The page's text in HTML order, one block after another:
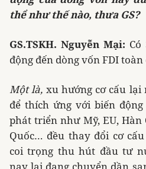
thể như thế nào, thưa GS?
GS.TSKH. Nguyễn Mại:
động đến dòng vốn FDI toàn
Một là, xu hướng cơ cấu
để thích ứng với biến
phát triển như Mỹ, EU, Hàn
Quốc… đều thay đổi cơ
coi trọng thu hút đầu tư